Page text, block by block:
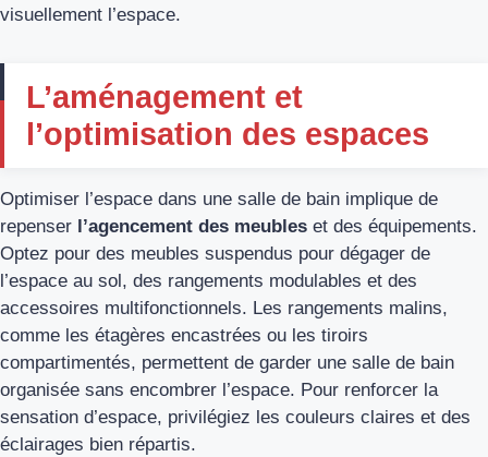
visuellement l’espace.
L’aménagement et
l’optimisation des espaces
Optimiser l’espace dans une salle de bain implique de
repenser l’agencement des meubles et des équipements.
Optez pour des meubles suspendus pour dégager de
l’espace au sol, des rangements modulables et des
accessoires multifonctionnels. Les rangements malins,
comme les étagères encastrées ou les tiroirs
compartimentés, permettent de garder une salle de bain
organisée sans encombrer l’espace. Pour renforcer la
sensation d’espace, privilégiez les couleurs claires et des
éclairages bien répartis.